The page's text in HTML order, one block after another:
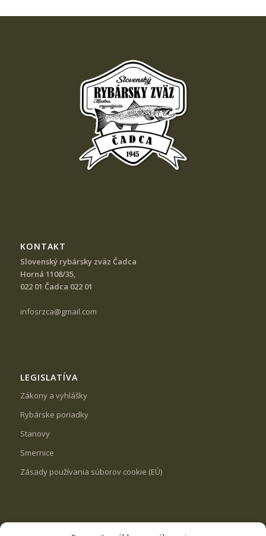
KONTAKT
Slovenský rybársky zväz Čadca
Horná 1108/35,
022 01 Čadca 022 01
infosrzca@gmail.com
LEGISLATÍVA
Zákony a vyhlášky
Rybárske poriadky
Stanovy
Smernice
Zásady používania súborov cookie (EÚ)